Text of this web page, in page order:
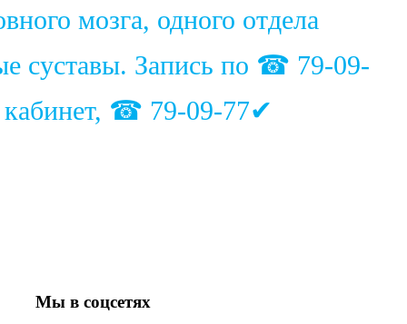
мозга, одного отдела
суставы. Запись по ☎ 79-09-
кабинет, ☎ 79-09-77✔
Мы в соцсетях